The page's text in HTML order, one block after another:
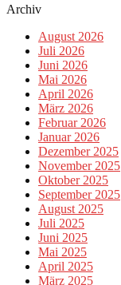
Archiv
August 2026
Juli 2026
Juni 2026
Mai 2026
April 2026
März 2026
Februar 2026
Januar 2026
Dezember 2025
November 2025
Oktober 2025
September 2025
August 2025
Juli 2025
Juni 2025
Mai 2025
April 2025
März 2025